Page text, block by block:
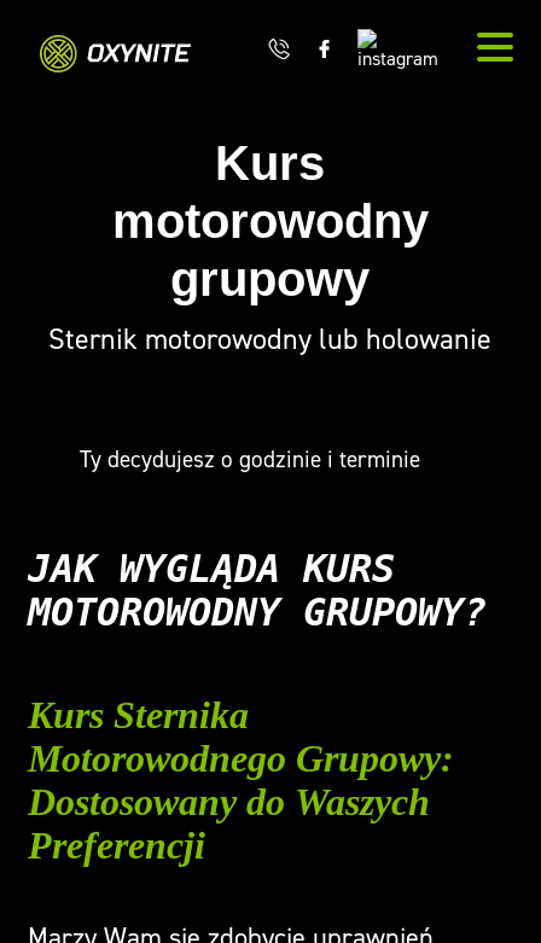
O nas
Dla firm
Kariera
Blog
Opinie
Kontakt
AKTUALNE WYDARZENIA
Kurs
motorowodny
grupowy
Sternik motorowodny lub holowanie
Ty decydujesz o godzinie i terminie
JAK WYGLĄDA KURS
MOTOROWODNY GRUPOWY?
Kurs Sternika
Motorowodnego Grupowy:
Dostosowany do Waszych
Preferencji